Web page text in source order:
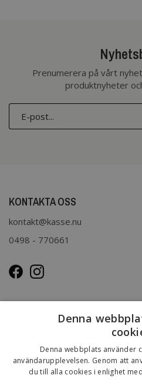
Prenumerera på vårt
produktnyheter
KONTAKTA OSS
kontakt@kasse.nu
0498 - 770661
Kasse.nu drivs och ägs av
Immenco AB har sedan 1979
förpackningar, presentartiklar,
övriga sortiment finns
Denna
Denna webbplats använder
användarupplevelsen. Genom att
du till alla cookies i enlighet